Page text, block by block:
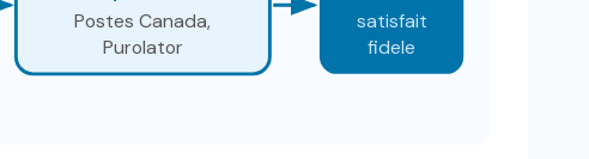
Postes Canada,
Purolator
satisfait
fidele